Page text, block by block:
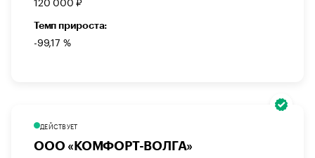
Темп прироста:
-99,17 %
ДЕЙСТВУЕТ
ООО «КОМФОРТ-ВОЛГА»